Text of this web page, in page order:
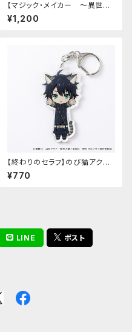
【マジック・メイカー ～異世界
魔法の作り方～】アクリルスタン
ド（マリー）
¥1,200
【終わりのセラフ】のび猫アクリ
ルキーホルダー（百夜優一郎）
¥770
LINE ポスト